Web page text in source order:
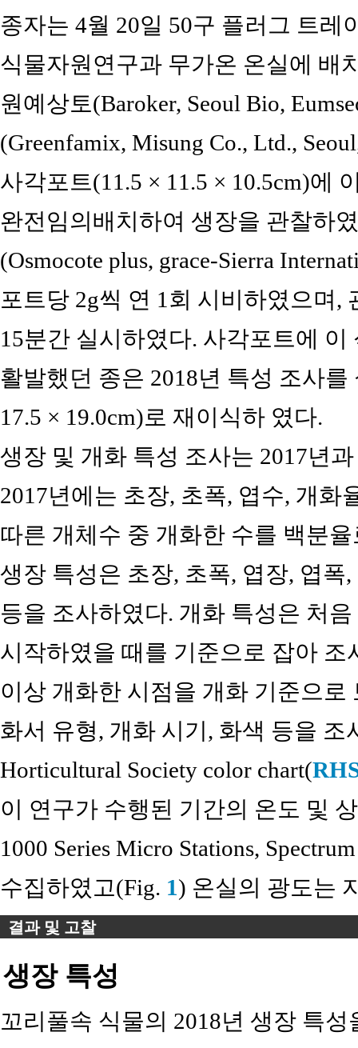
종자는 4월 20일 50구 플러그 트레
식물자원연구과 무가온 온실에 배
원예상토(Baroker, Seoul Bio,
(Greenfamix, Misung Co., Ltd.,
사각포트(11.5 × 11.5 × 10.5cm)에
완전임의배치하여 생장을 관찰하
(Osmocote plus, grace-Sierra
포트당 2g씩 연 1회 시비하였으며,
15분간 실시하였다. 사각포트에
활발했던 종은 2018년 특성 조사
17.5 × 19.0cm)로 재이식하 였다.
생장 및 개화 특성 조사는 2017년
2017년에는 초장, 초폭, 엽수, 개화
따른 개체수 중 개화한 수를 백분
생장 특성은 초장, 초폭, 엽장, 엽폭
등을 조사하였다. 개화 특성은 처
시작하였을 때를 기준으로 잡아 조
이상 개화한 시점을 개화 기준으로
화서 유형, 개화 시기, 화색 등을
Horticultural Society color chart(
이 연구가 수행된 기간의 온도 및
1000 Series Micro Stations,
수집하였고(Fig. 1) 온실의 광도는
결과 및 고찰
생장 특성
꼬리풀속 식물의 2018년 생장 특